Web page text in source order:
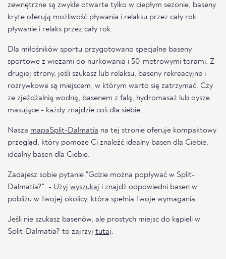
zewnętrzne są zwykle otwarte tylko w ciepłym sezonie, baseny
kryte oferują możliwość pływania i relaksu przez cały rok.
pływanie i relaks przez cały rok.
Dla miłośników sportu przygotowano specjalne baseny
sportowe z wieżami do nurkowania i 50-metrowymi torami. Z
drugiej strony, jeśli szukasz lub relaksu, baseny rekreacyjne i
rozrywkowe są miejscem, w którym warto się zatrzymać. Czy
ze zjeżdżalnią wodną, basenem z falą, hydromasaż lub dysze
masujące - każdy znajdzie coś dla siebie.
Nasza mapaSplit-Dalmatia na tej stronie oferuje kompaktowy
przegląd, który pomoże Ci znaleźć idealny basen dla Ciebie.
idealny basen dla Ciebie.
Zadajesz sobie pytanie "Gdzie można popływać w Split-
Dalmatia?". - Użyj wyszukaj i znajdź odpowiedni basen w
pobliżu w Twojej okolicy, która spełnia Twoje wymagania.
Jeśli nie szukasz basenów, ale prostych miejsc do kąpieli w
Split-Dalmatia? to zajrzyj tutaj.